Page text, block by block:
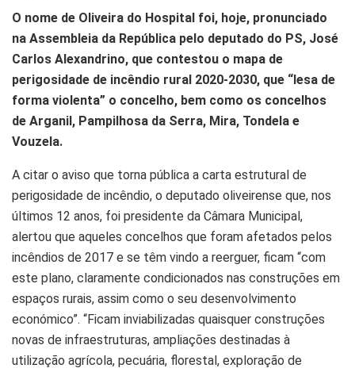
O nome de Oliveira do Hospital foi, hoje, pronunciado
na Assembleia da República pelo deputado do PS, José
Carlos Alexandrino, que contestou o mapa de
perigosidade de incêndio rural 2020-2030, que “lesa de
forma violenta” o concelho, bem como os concelhos
de Arganil, Pampilhosa da Serra, Mira, Tondela e
Vouzela.
A citar o aviso que torna pública a carta estrutural de
perigosidade de incêndio, o deputado oliveirense que, nos
últimos 12 anos, foi presidente da Câmara Municipal,
alertou que aqueles concelhos que foram afetados pelos
incêndios de 2017 e se têm vindo a reerguer, ficam “com
este plano, claramente condicionados nas construções em
espaços rurais, assim como o seu desenvolvimento
económico”. “Ficam inviabilizadas quaisquer construções
novas de infraestruturas, ampliações destinadas à
utilização agrícola, pecuária, florestal, exploração de